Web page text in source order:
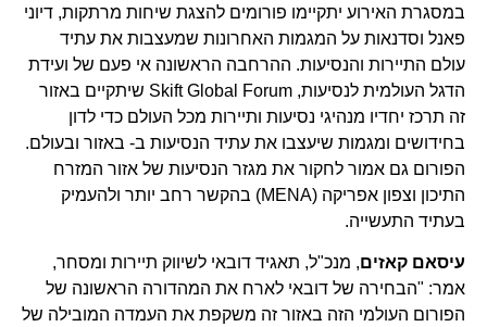
במסגרת האירוע יתקיימו פורומים להצגת שיחות מרתקות, דיוני
פאנל וסדנאות על המגמות האחרונות שמעצבות את עתיד
עולם התיירות והנסיעות. ההרחבה הראשונה אי פעם של ועידת
הדגל העולמית לנסיעות, Skift Global Forum שיתקיים באזור
זה תרכז יחדיו מנהיגי נסיעות ותיירות מכל העולם כדי לדון
בחידושים ומגמות שיעצבו את עתיד הנסיעות ב- באזור ובעולם.
הפורום גם אמור לחקור את מגזר הנסיעות של אזור המזרח
התיכון וצפון אפריקה (MENA) בהקשר רחב יותר ולהעמיק
בעתיד התעשייה.
עיסאם קאזים, מנכ"ל, תאגיד דובאי לשיווק תיירות ומסחר,
אמר: "הבחירה של דובאי לארח את המהדורה הראשונה של
הפורום העולמי הזה באזור זה משקפת את העמדה המובילה של